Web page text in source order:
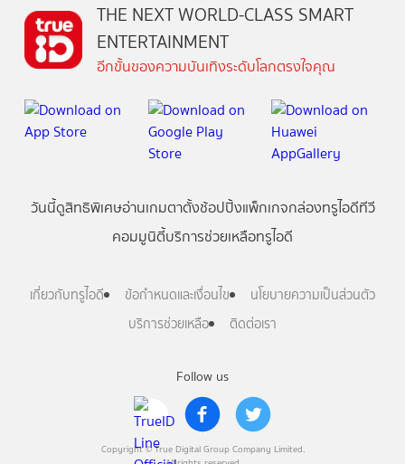
Follow us
Copyright © True Digital Group Company Limited.
THE NEXT WORLD-CLASS SMART
ENTERTAINMENT
อีกขั้นของความบันเทิงระดับโลกตรงใจคุณ
วันนี้ดูสิทธิพิเศษอ่านเกมตาตั้งช้อปปิ้งแพ็กเกจกล่องทรูไอดีทีวี
คอมมูนิตี้บริการช่วยเหลือทรูไอดี
เกี่ยวกับทรูไอดี ข้อกำหนดและเงื่อนไข
นโยบายความเป็นส่วนตัว
บริการช่วยเหลือ
ติดต่อเรา